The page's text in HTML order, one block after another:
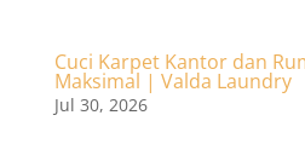
Cuci Karpet Kantor dan
Maksimal | Valda Laundry
Jul 30, 2026